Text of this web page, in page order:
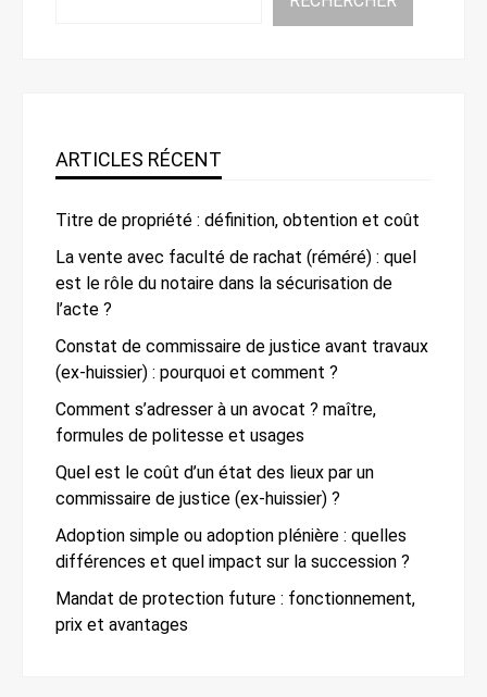
ARTICLES RÉCENT
Titre de propriété : définition, obtention et coût
La vente avec faculté de rachat (réméré) : quel
est le rôle du notaire dans la sécurisation de
l’acte ?
Constat de commissaire de justice avant travaux
(ex-huissier) : pourquoi et comment ?
Comment s’adresser à un avocat ? maître,
formules de politesse et usages
Quel est le coût d’un état des lieux par un
commissaire de justice (ex-huissier) ?
Adoption simple ou adoption plénière : quelles
différences et quel impact sur la succession ?
Mandat de protection future : fonctionnement,
prix et avantages